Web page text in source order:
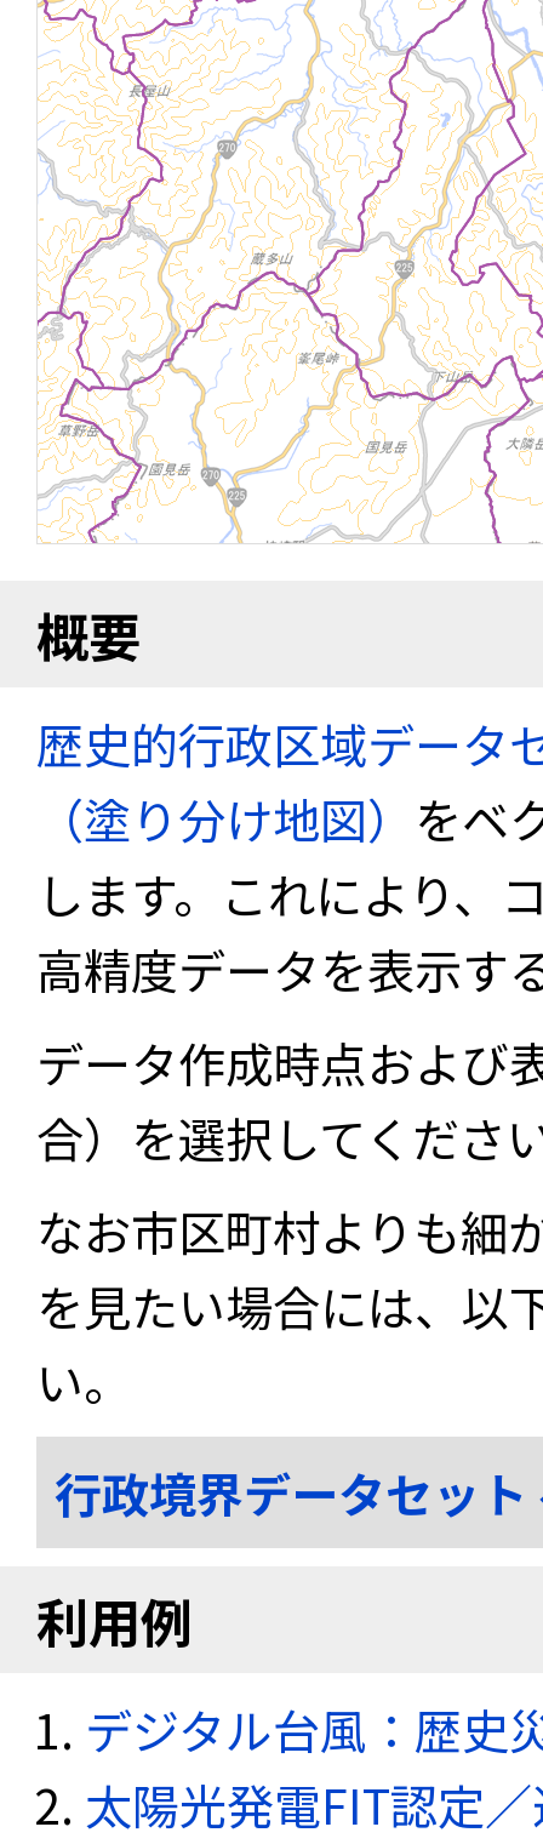
概要
歴史的行政区域データ
（塗り分け地図） をベ
します。これにより、
高精度データを表示す
データ作成時点および
合）を選択してくださ
なお市区町村よりも細
を見たい場合には、以
い。
行政境界データセッ
利用例
デジタル台風：歴史
太陽光発電FIT認定